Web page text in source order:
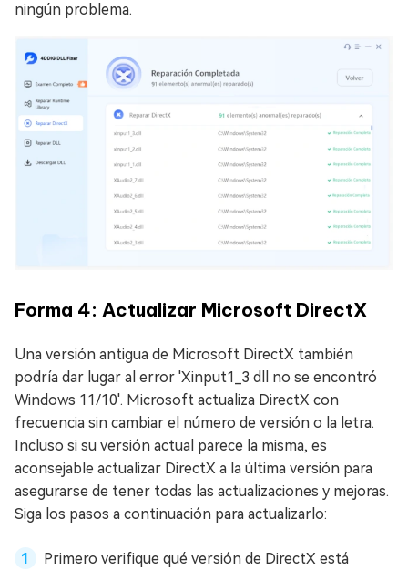
ningún problema.
Forma 4: Actualizar Microsoft DirectX
Una versión antigua de Microsoft DirectX también
podría dar lugar al error 'Xinput1_3 dll no se encontró
Windows 11/10'. Microsoft actualiza DirectX con
frecuencia sin cambiar el número de versión o la letra.
Incluso si su versión actual parece la misma, es
aconsejable actualizar DirectX a la última versión para
asegurarse de tener todas las actualizaciones y mejoras.
Siga los pasos a continuación para actualizarlo:
Primero verifique qué versión de DirectX está